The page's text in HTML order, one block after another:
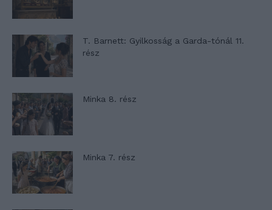
T. Barnett: Gyilkosság a Garda-tónál 11.
rész
Minka 8. rész
Minka 7. rész